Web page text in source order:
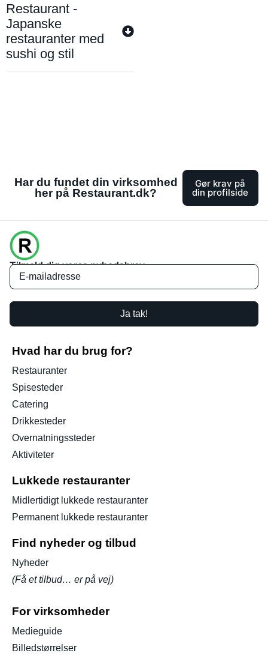
Restaurant -
Japanske
restauranter med
sushi og stil
Har du fundet din virksomhed
her på Restaurant.dk?
Gør krav på
din profilside
Tilmeld dig vores nyhedsbrev
Ja tak!
Hvad har du brug for?
Restauranter
Spisesteder
Catering
Drikkesteder
Overnatningssteder
Aktiviteter
Lukkede restauranter
Midlertidigt lukkede restauranter
Permanent lukkede restauranter
Find nyheder og tilbud
Nyheder
(Få et tilbud… er på vej)
For virksomheder
Medieguide
Billedstørrelser